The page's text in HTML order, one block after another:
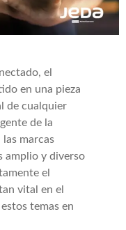
el
en una pieza
de cualquier
de la
marcas
amplio y diverso
el
vital en el
temas en